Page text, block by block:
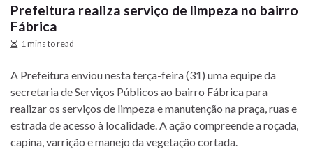
Prefeitura realiza serviço de limpeza no bairro
Fábrica
1 mins to read
A Prefeitura enviou nesta terça-feira (31) uma equipe da
secretaria de Serviços Públicos ao bairro Fábrica para
realizar os serviços de limpeza e manutenção na praça, ruas e
estrada de acesso à localidade. A ação compreende a roçada,
capina, varrição e manejo da vegetação cortada.